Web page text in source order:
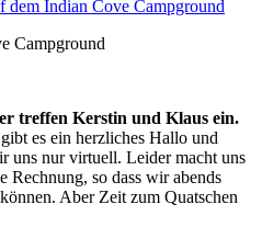
Campground
treffen Kerstin und Klaus ein.
es ein herzliches Hallo und
uns nur virtuell. Leider macht uns
Rechnung, so dass wir abends
Aber Zeit zum Quatschen